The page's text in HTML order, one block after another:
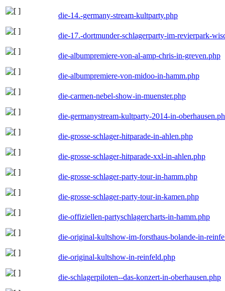
die-14.-germany-stream-kultparty.php
die-17.-dortmunder-schlagerparty-im-revierpark-
die-albumpremiere-von-al-amp-chris-in-greven.php
die-albumpremiere-von-midoo-in-hamm.php
die-carmen-nebel-show-in-muenster.php
die-germanystream-kultparty-2014-in-
die-grosse-schlager-hitparade-in-ahlen.php
die-grosse-schlager-hitparade-xxl-in-ahlen.php
die-grosse-schlager-party-tour-in-hamm.php
die-grosse-schlager-party-tour-in-kamen.php
die-offiziellen-partyschlagercharts-in-hamm.php
die-original-kultshow-im-forsthaus-bolande-in-
die-original-kultshow-in-reinfeld.php
die-schlagerpiloten--das-konzert-in-oberhausen.php